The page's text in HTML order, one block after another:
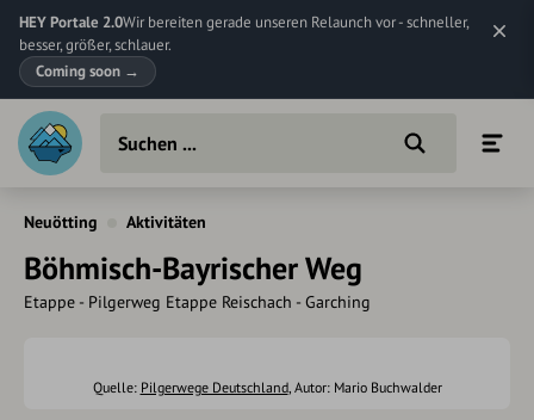
HEY Portale 2.0Wir bereiten gerade unseren Relaunch vor - schneller,
besser, größer, schlauer.
Coming soon →
Neuötting Aktivitäten
Böhmisch-Bayrischer Weg
Etappe - Pilgerweg Etappe Reischach - Garching
Quelle: Pilgerwege Deutschland, Autor: Mario Buchwalder